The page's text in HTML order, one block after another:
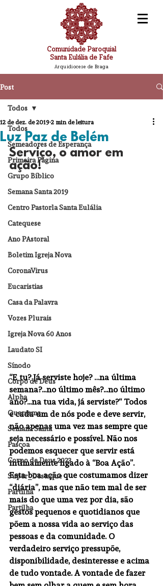
Comunidade Paroquial
Santa Eulália de Fafe
Arquidiocese de Braga
Post
Todos
Semeadores de Esperança
Primeira Página
Grupo Bíblico
Semana Santa 2019
Centro Pastorla Santa Eulália
Catequese
Ano PAstoral
Boletim Igreja Nova
CoronaVirus
Eucaristias
Casa da Palavra
Vozes Plurais
Igreja Nova 60 Anos
Laudato SI
Sínodo
Corpo de Deus
Alpha
Quaresma
Semana Santa
Pascoa
Corpo de Deus 2023
Super_Destaque
Partilha
Partilha
Todos
Luz Paz de Belém
12 de dez. de 2019 2 min de leitura
Serviço, o amor em
ação!
“E tu? Já serviste hoje? …na última
semana?...no último mês?...no último
ano?...na tua vida, já serviste?“ Todos
e cada um de nós pode e deve servir,
não apenas uma vez mas sempre que
seja necessário e possível. Não nos
podemos esquecer que servir está
intimamente ligado à “Boa Ação”.
Esta boa ação que costumamos dizer
“diária”, mas que não tem mal de ser
mais do que uma vez por dia, são
gestos pequenos e quotidianos que
põem a nossa vida ao serviço das
pessoas e da comunidade. O
verdadeiro serviço pressupõe,
disponibilidade, desinteresse e acima
de tudo vontade. A vontade de fazer